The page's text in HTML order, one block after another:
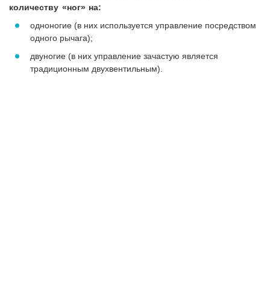
количеству «ног» на:
одноногие (в них используется управление посредством
одного рычага);
двуногие (в них управление зачастую является
традиционным двухвентильным).